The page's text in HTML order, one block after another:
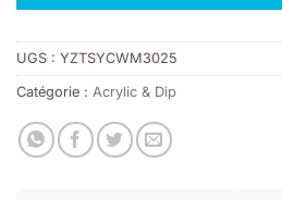
UGS : YZTSYCWM3025
Catégorie : Acrylic & Dip